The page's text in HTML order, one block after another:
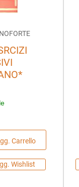
Carrello
Wishlist